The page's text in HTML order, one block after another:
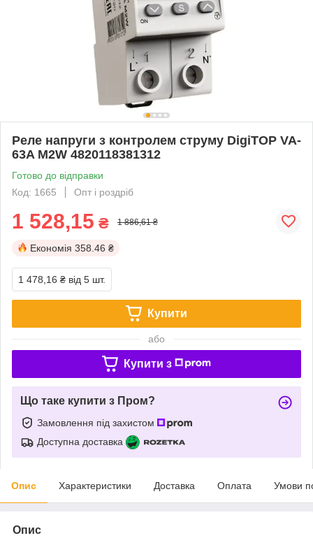
Реле напруги з контролем струму DigiTOP VA-
63A M2W 4820118381312
Готово до відправки
Код: 1665
Опт і роздріб
1 528,15 ₴ 1 886,61 ₴
Економія 358.46 ₴
1 478,16 ₴ від 5 шт.
Купити
або
Купити з
Що таке купити з Пром?
Замовлення під захистом
Доступна доставка
Опис Характеристики Доставка Оплата Умови
Опис